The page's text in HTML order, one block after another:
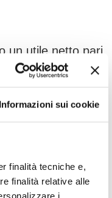
Informazioni sui cookie
finalità tecniche e,
finalità relative alle
un utile netto pari
a/a per
positive nel
forte crescita,
49,3% a/a, spinto
costi legato
creazione di
di sfruttare